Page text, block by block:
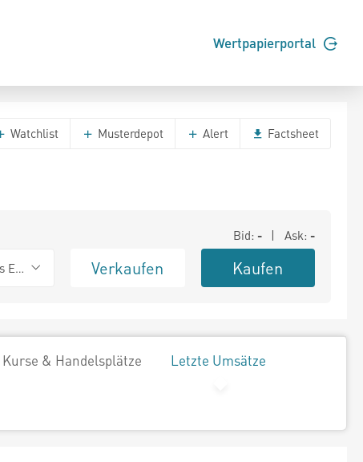
Wertpapierportal
Watchlist Musterdepot Alert Factsheet
Bid: - | Ask: -
Exchange Verkaufen Kaufen
Kurse & Handelsplätze Letzte Umsätze